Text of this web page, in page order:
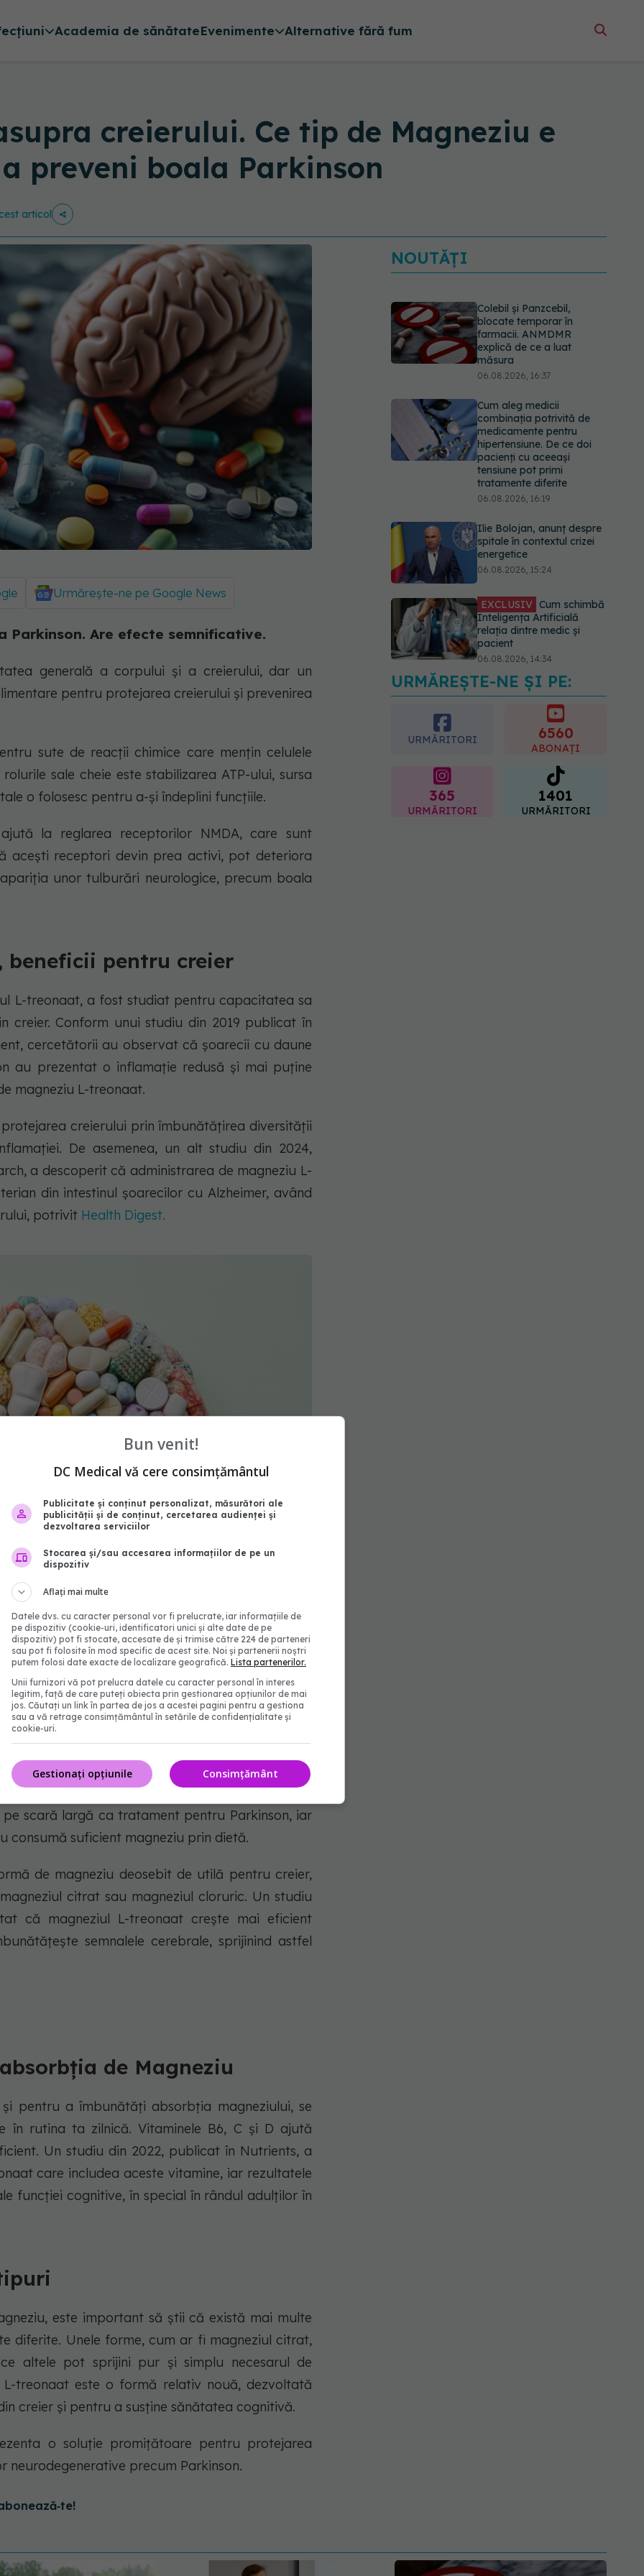
Academia de sănătateEvenimente Alternative fără fum
creierului. Ce tip de Magneziu e
preveni boala Parkinson
articol
Urmărește-ne pe Google News
Parkinson. Are efecte semnificative.
generală a corpului și a creierului, dar un
pentru protejarea creierului și prevenirea
sute de reacții chimice care mențin celulele
sale cheie este stabilizarea ATP-ului, sursa
o folosesc pentru a-și îndeplini funcțiile.
la reglarea receptorilor NMDA, care sunt
acești receptori devin prea activi, pot deteriora
unor tulburări neurologice, precum boala
beneficii pentru creier
L-treonaat, a fost studiat pentru capacitatea sa
creier. Conform unui studiu din 2019 publicat în
cercetătorii au observat că șoarecii cu daune
au prezentat o inflamație redusă și mai puține
magneziu L-treonaat.
creierului prin îmbunătățirea diversității
De asemenea, un alt studiu din 2024,
a descoperit că administrarea de magneziu L-
din intestinul șoarecilor cu Alzheimer, având
potrivit Health Digest.
tip de Magneziu e recomandat pentru a preveni
Freepik@fotoarhiv0001
legătură
cu dezvoltarea bolii Parkinson, conform unei
of Molecular Sciences. Deși această legătură
scară largă ca tratament pentru Parkinson, iar
consumă suficient magneziu prin dietă.
de magneziu deosebit de utilă pentru creier,
citrat sau magneziul cloruric. Un studiu
că magneziul L-treonaat crește mai eficient
semnalele cerebrale, sprijinind astfel
de Magneziu
pentru a îmbunătăți absorbția magneziului, se
în rutina ta zilnică. Vitaminele B6, C și D ajută
Un studiu din 2022, publicat în Nutrients, a
care includea aceste vitamine, iar rezultatele
funcției cognitive, în special în rândul adulților în
este important să știi că există mai multe
diferite. Unele forme, cum ar fi magneziul citrat,
altele pot sprijini pur și simplu necesarul de
L-treonaat este o formă relativ nouă, dezvoltată
creier și pentru a susține sănătatea cognitivă.
o soluție promițătoare pentru protejarea
neurodegenerative precum Parkinson.
NOUTĂȚI
Colebil și Panzcebil,
blocate temporar în
farmacii. ANMDMR
explică de ce a luat
măsura
06.08.2026, 16:37
Cum aleg medicii
combinația potrivită de
medicamente pentru
hipertensiune. De ce doi
pacienți cu aceeași
tensiune pot primi
tratamente diferite
06.08.2026, 16:19
Ilie Bolojan, anunț despre
spitale în contextul crizei
energetice
06.08.2026, 15:24
EXCLUSIV Cum schimbă
Inteligența Artificială
relația dintre medic și
pacient
06.08.2026, 14:34
Greșeala pe care milioane
de femei o fac când își
cumpără sutien. Un medic
explică metoda corectă
06.08.2026, 18:08
URMĂREȘTE-NE ȘI PE:
URMĂRITORI 6560
ABONAȚI
365
URMĂRITORI
1401
URMĂRITORI
Bun venit!
DC Medical vă cere consimțământul
Publicitate și conținut personalizat, măsurători ale
publicității și de conținut, cercetarea audienței și
dezvoltarea serviciilor
Stocarea și/sau accesarea informațiilor de pe un
dispozitiv
Aflați mai multe
Datele dvs. cu caracter personal vor fi prelucrate, iar informațiile de
pe dispozitiv (cookie-uri, identificatori unici și alte date de pe
dispozitiv) pot fi stocate, accesate de și trimise către 224 de parteneri
sau pot fi folosite în mod specific de acest site. Noi și partenerii noștri
putem folosi date exacte de localizare geografică. Lista partenerilor.
Unii furnizori vă pot prelucra datele cu caracter personal în interes
legitim, față de care puteți obiecta prin gestionarea opțiunilor de mai
jos. Căutați un link în partea de jos a acestei pagini pentru a gestiona
sau a vă retrage consimțământul în setările de confidențialitate și
cookie-uri.
Consimțământ
Gestionați opțiunile